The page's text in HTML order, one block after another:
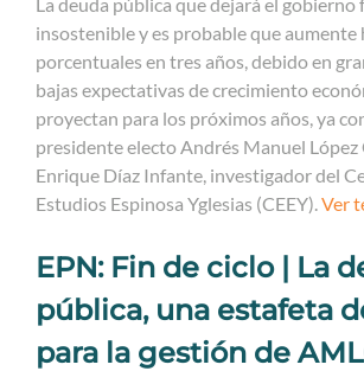
insostenible y es probable que aumente
porcentuales en tres años, debido en
bajas expectativas de crecimiento
proyectan para los próximos años, ya
presidente electo Andrés Manuel
Enrique Díaz Infante, investigador del
Estudios Espinosa Yglesias (CEEY).Ver
EPN: Fin de ciclo | La
pública, una estafeta
para la gestión de